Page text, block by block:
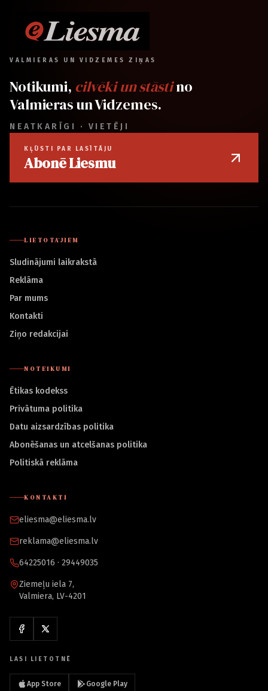
VALMIERAS UN VIDZEMES ZIŅAS
Notikumi, cilvēki un stāstino
Valmieras un Vidzemes.
NEATKARĪGI · VIETĒJI
KĻŪSTI PAR LASĪTĀJU
Abonē Liesmu
LIETOTĀJIEM
Sludinājumi laikrakstā
Reklāma
Par mums
Kontakti
Ziņo redakcijai
NOTEIKUMI
Ētikas kodekss
Privātuma politika
Datu aizsardzības politika
Abonēšanas un atcelšanas politika
Politiskā reklāma
KONTAKTI
eliesma@eliesma.lv
reklama@eliesma.lv
64225016 · 29449035
Ziemeļu iela 7,
Valmiera, LV-4201
LASI LIETOTNĒ
App Store Google Play